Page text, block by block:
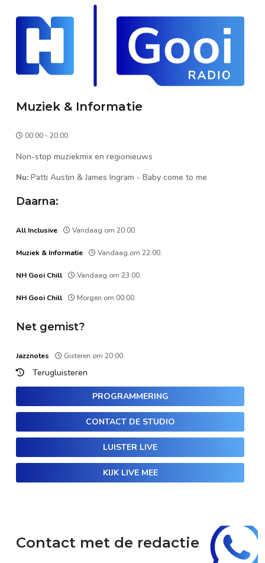
Muziek & Informatie
00:00 - 20:00
Non-stop muziekmix en regionieuws
Nu: Patti Austin & James Ingram - Baby come to me
Daarna:
All Inclusive Vandaag om 20:00.
Muziek & Informatie Vandaag om 22:00.
NH Gooi Chill Vandaag om 23:00.
NH Gooi Chill Morgen om 00:00.
Net gemist?
Jazznotes Gisteren om 20:00.
Terugluisteren
PROGRAMMERING
CONTACT DE STUDIO
LUISTER LIVE
KIJK LIVE MEE
Contact met de redactie